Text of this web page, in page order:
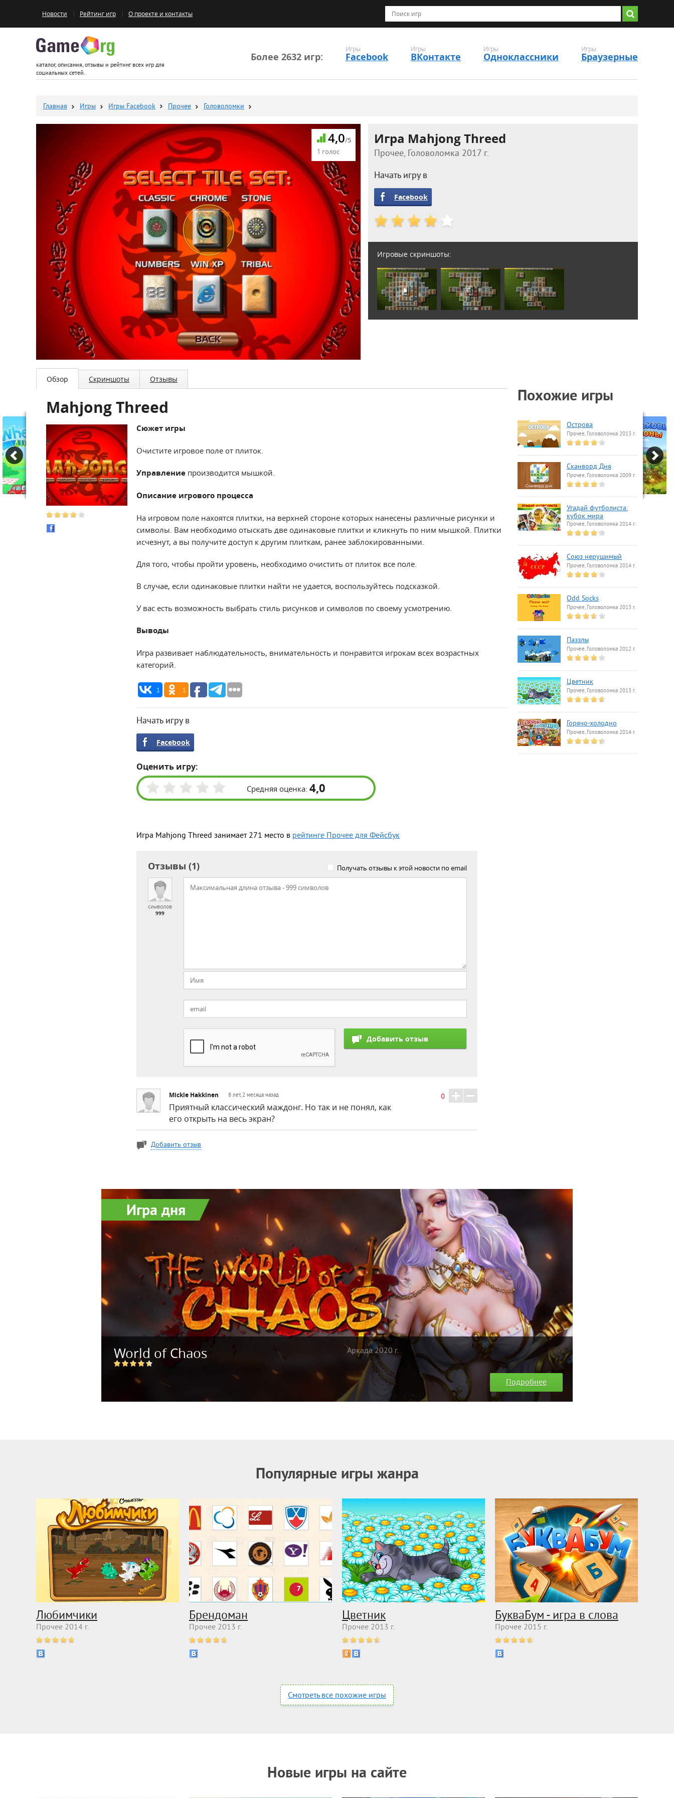
Новости Рейтинг игр О проекте и контакты
Более 2632 игр:
Игры
Facebook
Игры
ВКонтакте
Игры
Одноклассники
Игры
Браузерные
каталог, описания, отзывы и рейтинг всех игр для
социальных сетей.
Главная Игры Игры Facebook Прочее Головоломки
4,0/5
1 голос
Игра Mahjong Threed
Прочее, Головоломка 2017 г.
Начать игру в
Facebook
Игровые скриншоты:
Обзор Скриншоты Отзывы
Mahjong Threed
Сюжет игры
Очистите игровое поле от плиток.
Управление производится мышкой.
Описание игрового процесса
На игровом поле нахоятся плитки, на верхней стороне которых нанесены различные рисунки и
символы. Вам необходимо отыскать две одинаковые плитки и кликнуть по ним мышкой. Плитки
исчезнут, а вы получите доступ к другим плиткам, ранее заблокированными.
Для того, чтобы пройти уровень, необходимо очистить от плиток все поле.
В случае, если одинаковые плитки найти не удается, воспользуйтесь подсказкой.
У вас есть возможность выбрать стиль рисунков и символов по своему усмотрению.
Выводы
Игра развивает наблюдательность, внимательность и понравится игрокам всех возрастных
категорий.
1 1
Начать игру в
Facebook
Оценить игру:
Средняя оценка: 4,0
Игра Mahjong Threed занимает 271 место в рейтинге Прочее для Фейсбук
Отзывы (1) Получать отзывы к этой новости по email
символов
999
Mickle Hakkinen 8 лет, 2 месяца назад
Приятный классический маждонг. Но так и не понял, как
его открыть на весь экран?
0
Добавить отзыв
Похожие игры
Острова
Прочее, Головоломка 2013 г.
Сканворд Дня
Прочее, Головоломка 2009 г.
Угадай футболиста:
кубок мира
Прочее, Головоломка 2014 г.
Союз нерушимый
Прочее, Головоломка 2014 г.
Odd Socks
Прочее, Головоломка 2013 г.
Паззлы
Прочее, Головоломка 2012 г.
Цветник
Прочее, Головоломка 2013 г.
Горячо-холодно
Прочее, Головоломка 2014 г.
Игра дня
World of Chaos Аркада 2020 г.
Подробнее
Популярные игры жанра
Любимчики
Прочее 2014 г.
Брендоман
Прочее 2013 г.
Цветник
Прочее 2013 г.
БукваБум - игра в слова
Прочее 2015 г.
Смотреть все похожие игры
Новые игры на сайте